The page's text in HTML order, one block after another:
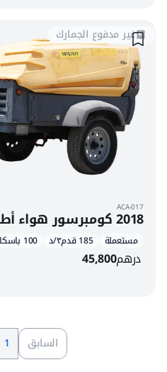
غير مدفوع الجمارك
ACA-017
2018 كومبرسور هواء أطلس كوبكو XAS 185
مستعملة 185 قدم٣/د 100 باسكال
درهم45,800
السابق 1